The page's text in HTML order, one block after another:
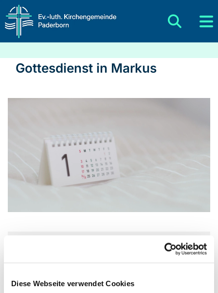
Diese Webseite verwendet Cookies
Gottesdienst in Markus
Sonntag, 21. Februar 2027, 10:30